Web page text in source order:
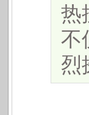
热
不
烈